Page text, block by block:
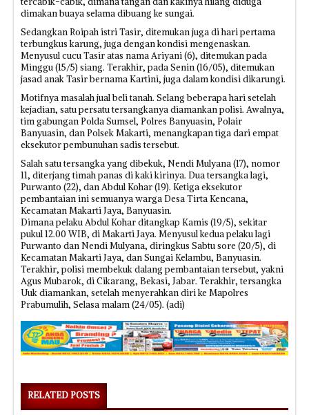
dimakan buaya selama dibuang ke sungai.
Sedangkan Roipah istri Tasir, ditemukan juga di hari pertama
terbungkus karung, juga dengan kondisi mengenaskan.
Menyusul cucu Tasir atas nama Ariyani (6), ditemukan pada
Minggu (15/5) siang. Terakhir, pada Senin (16/05), ditemukan
jasad anak Tasir bernama Kartini, juga dalam kondisi dikarungi.
Motifnya masalah jual beli tanah. Selang beberapa hari setelah
kejadian, satu persatu tersangkanya diamankan polisi. Awalnya,
tim gabungan Polda Sumsel, Polres Banyuasin, Polair
Banyuasin, dan Polsek Makarti, menangkapan tiga dari empat
eksekutor pembunuhan sadis tersebut.
Salah satu tersangka yang dibekuk, Nendi Mulyana (17), nomor
11, diterjang timah panas di kaki kirinya. Dua tersangka lagi,
Purwanto (22), dan Abdul Kohar (19). Ketiga eksekutor
pembantaian ini semuanya warga Desa Tirta Kencana,
Kecamatan Makarti Jaya, Banyuasin.
Dimana pelaku Abdul Kohar ditangkap Kamis (19/5), sekitar
pukul 12.00 WIB, di Makarti Jaya. Menyusul kedua pelaku lagi
Purwanto dan Nendi Mulyana, diringkus Sabtu sore (20/5), di
Kecamatan Makarti Jaya, dan Sungai Kelambu, Banyuasin.
Terakhir, polisi membekuk dalang pembantaian tersebut, yakni
Agus Mubarok, di Cikarang, Bekasi, Jabar. Terakhir, tersangka
Uuk diamankan, setelah menyerahkan diri ke Mapolres
Prabumulih, Selasa malam (24/05). (adi)
RELATED POSTS